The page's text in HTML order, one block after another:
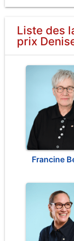
Liste des
prix
Francine